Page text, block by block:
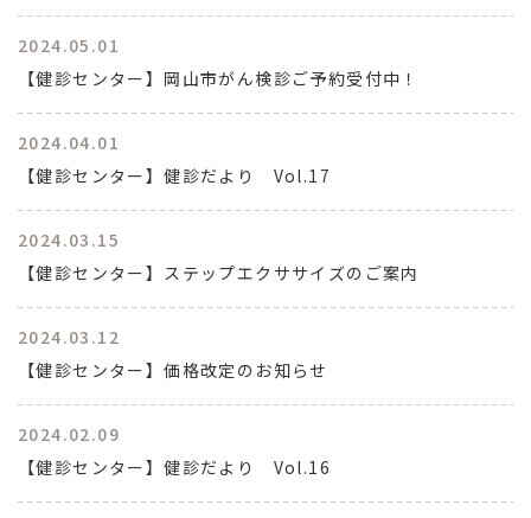
2024.05.01
【健診センター】岡山市がん検診ご予約受付中！
2024.04.01
【健診センター】健診だより Vol.17
2024.03.15
【健診センター】ステップエクササイズのご案内
2024.03.12
【健診センター】価格改定のお知らせ
2024.02.09
【健診センター】健診だより Vol.16